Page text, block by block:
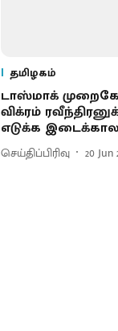
தமிழகம்
டாஸ்மாக்
விக்ரம்
எடுக்க
செய்திப்பிரிவு 20 Jun